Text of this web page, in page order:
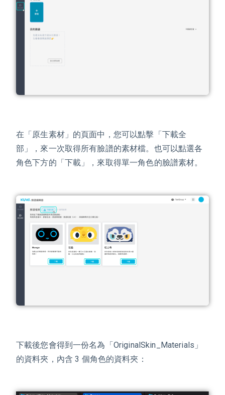
在「原生素材」的頁面中，您可以點擊「下載全
部」，來一次取得所有臉譜的素材檔。也可以點選各
角色下方的「下載」，來取得單一角色的臉譜素材。
下載後您會得到一份名為「OriginalSkin_Materials」
的資料夾，內含 3 個角色的資料夾：